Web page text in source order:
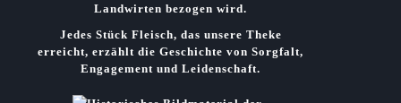
Landwirten bezogen wird.
Jedes Stück Fleisch, das unsere Theke
erreicht, erzählt die Geschichte von Sorgfalt,
Engagement und Leidenschaft.